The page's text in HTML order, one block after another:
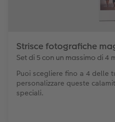
Strisce fotografiche
Set di 5 con un massimo di 4
Puoi scegliere fino a 4 delle
personalizzare queste
speciali.